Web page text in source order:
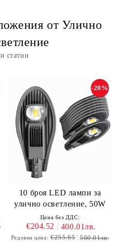
от Улично
статии
10 броя LED лампи за
улично осветление, 50W
-20%
Цена без ДДС:
€204.52 400.01лв.
Редовна цена: €255.65 500.01лв.